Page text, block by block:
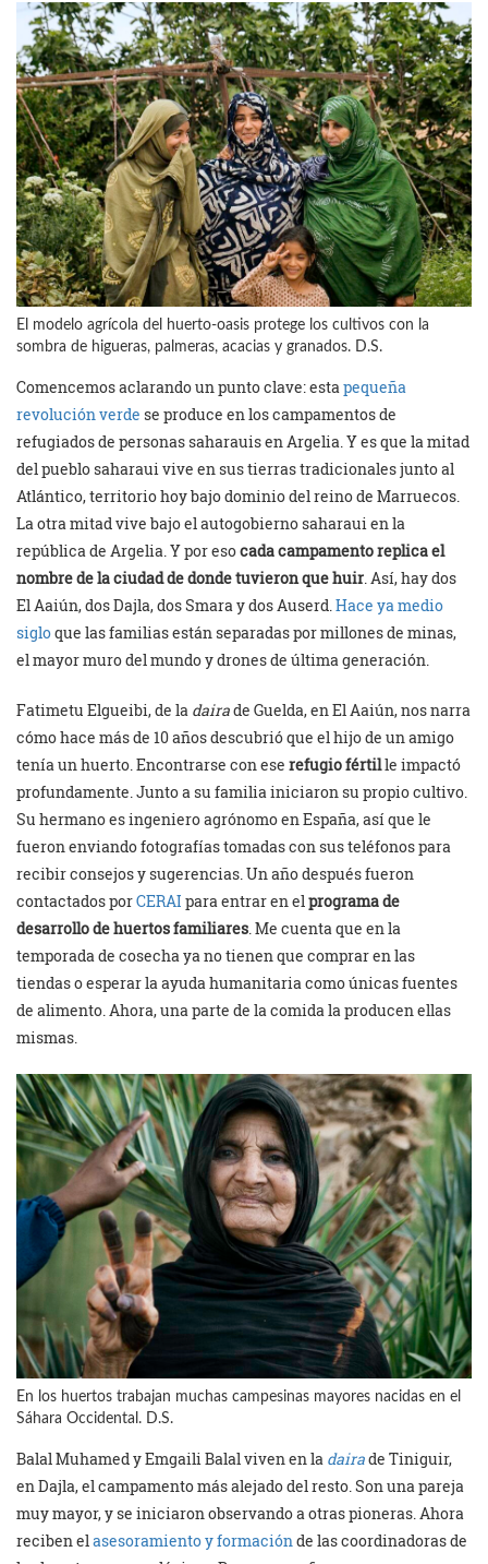
El modelo agrícola del huerto-oasis protege los cultivos con la
sombra de higueras, palmeras, acacias y granados. D.S.
Comencemos aclarando un punto clave: estapequeña
revolución verde se produce en los campamentos de
refugiados de personas saharauis en Argelia. Y es que la mitad
del pueblo saharaui vive en sus tierras tradicionales junto al
Atlántico, territorio hoy bajo dominio del reino de Marruecos.
La otra mitad vive bajo el autogobierno saharaui en la
república de Argelia. Y por esocada campamento replica el
nombre de la ciudad de donde tuvieron que huir. Así, hay dos
El Aaiún, dos Dajla, dos Smara y dos Auserd.Hace ya medio
sigloque las familias están separadas por millones de minas,
el mayor muro del mundo y drones de última generación.
Fatimetu Elgueibi, de la dairade Guelda, en El Aaiún, nos narra
cómo hace más de 10 años descubrió que el hijo de un amigo
tenía un huerto. Encontrarse con ese refugio fértille impactó
profundamente. Junto a su familia iniciaron su propio cultivo.
Su hermano es ingeniero agrónomo en España, así que le
fueron enviando fotografías tomadas con sus teléfonos para
recibir consejos y sugerencias. Un año después fueron
contactados porCERAI para entrar en elprograma de
desarrollo de huertos familiares. Me cuenta que en la
temporada de cosecha ya no tienen que comprar en las
tiendas o esperar la ayuda humanitaria como únicas fuentes
de alimento. Ahora, una parte de la comida la producen ellas
mismas.
En los huertos trabajan muchas campesinas mayores nacidas en el
Sáhara Occidental. D.S.
Balal Muhamed y Emgaili Balal viven en la dairade Tiniguir,
en Dajla, el campamento más alejado del resto. Son una pareja
muy mayor, y se iniciaron observando a otras pioneras. Ahora
reciben elasesoramiento y formaciónde las coordinadoras de